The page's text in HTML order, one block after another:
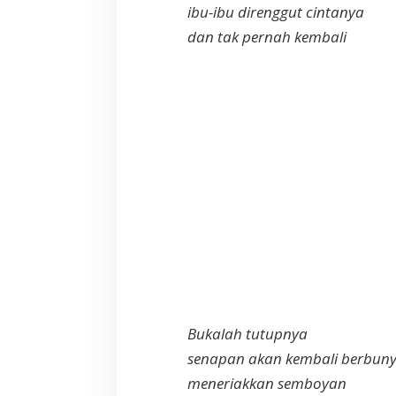
ibu-ibu direnggut cintanya
dan tak pernah kembali
Bukalah tutupnya
senapan akan kembali
meneriakkan semboyan